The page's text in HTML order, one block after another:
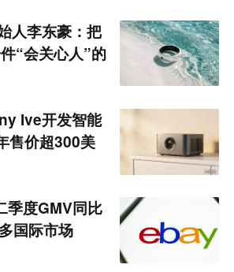
人李东豪：把
“会关心人”的
Ive开发智能
售价超300美
季度GMV同比
国际市场